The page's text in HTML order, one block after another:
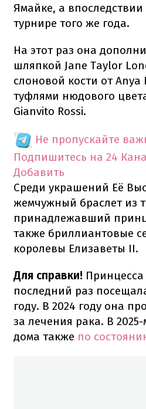
Ямайке, а
турнире того же года.
На этот раз она
шляпкой Jane Taylor
слоновой кости от
туфлями нюдового
Gianvito Rossi.
Не пропускайте
Подпишитесь на 24
Добавить
Среди украшений Её
жемчужный браслет из
принадлежавший
также бриллиантовые
королевы Елизаветы II.
Для справки! Принцесса
последний раз
году. В 2024 году она
за лечения рака. В
дома также по